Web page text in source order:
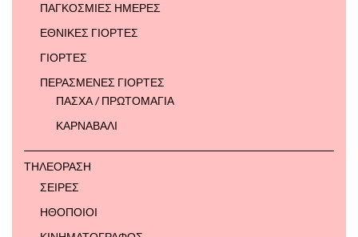
ΠΑΓΚΟΣΜΙΕΣ ΗΜΕΡΕΣ
ΕΘΝΙΚΕΣ ΓΙΟΡΤΕΣ
ΓΙΟΡΤΕΣ
ΠΕΡΑΣΜΕΝΕΣ ΓΙΟΡΤΕΣ
ΠΑΣΧΑ / ΠΡΩΤΟΜΑΓΙΑ
ΚΑΡΝΑΒΑΛΙ
ΤΗΛΕΟΡΑΣΗ
ΣΕΙΡΕΣ
ΗΘΟΠΟΙΟΙ